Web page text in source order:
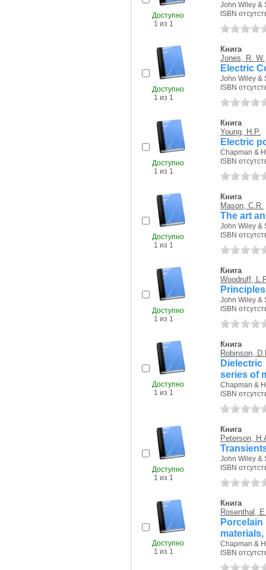
Доступно
1 из 1
John Wiley &
ISBN
Доступно
1 из 1
Книга
Jones, R. W.
Electric
John Wiley &
ISBN
Доступно
1 из 1
Книга
Young, H.P.
Electric
Chapman &
ISBN
Доступно
1 из 1
Книга
Mason, C.R.
The art
John Wiley &
ISBN
Доступно
1 из 1
Книга
Woodruff,
John Wiley &
ISBN
Доступно
1 из 1
Книга
Robinson,
series of
Chapman &
ISBN
Доступно
1 из 1
Книга
Peterson,
John Wiley &
ISBN
Доступно
1 из 1
Книга
Rosenthal,
Chapman &
ISBN